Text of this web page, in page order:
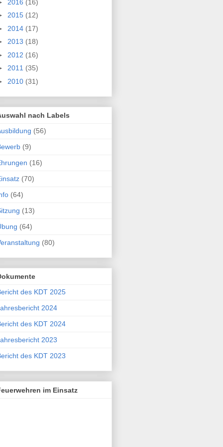
2016 (16)
2015 (12)
2014 (17)
2013 (18)
2012 (16)
2011 (35)
2010 (31)
nach Labels
(56)
(9)
(16)
(70)
(64)
(13)
(64)
(80)
des KDT 2025
2024
des KDT 2024
2023
des KDT 2023
im Einsatz